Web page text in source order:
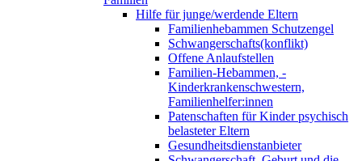
Hilfe für junge/werdende Eltern
Familienhebammen Schutzengel
Schwangerschafts(konflikt)
Offene Anlaufstellen
Familien-Hebammen, -
Kinderkrankenschwestern,
Familienhelfer:innen
Patenschaften für Kinder psychisch
belasteter Eltern
Gesundheitsdienstanbieter